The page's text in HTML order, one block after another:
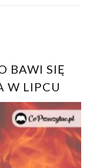
BAWI SIĘ
W LIPCU